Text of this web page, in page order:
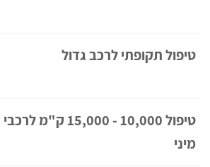
טיפול תקופתי לרכב גדול
טיפול 10,000 - 15,000 ק"מ לרכבי
מיני